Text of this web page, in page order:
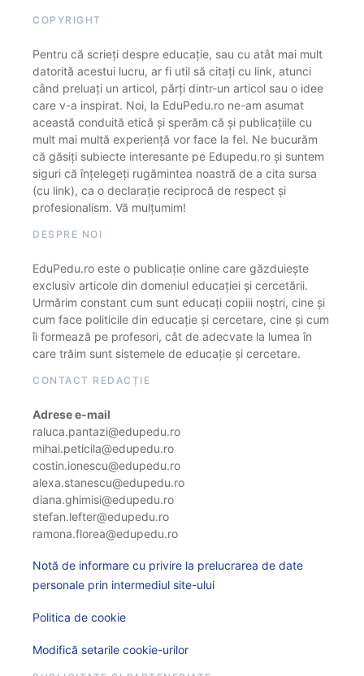
COPYRIGHT
Pentru că scrieți despre educație, sau cu atât mai mult
datorită acestui lucru, ar fi util să citați cu link, atunci
când preluați un articol, părți dintr-un articol sau o idee
care v-a inspirat. Noi, la EduPedu.ro ne-am asumat
această conduită etică și sperăm că și publicațiile cu
mult mai multă experiență vor face la fel. Ne bucurăm
că găsiți subiecte interesante pe Edupedu.ro și suntem
siguri că înțelegeți rugămintea noastră de a cita sursa
(cu link), ca o declarație reciprocă de respect și
profesionalism. Vă mulțumim!
DESPRE NOI
EduPedu.ro este o publicație online care găzduiește
exclusiv articole din domeniul educației și cercetării.
Urmărim constant cum sunt educați copiii noștri, cine și
cum face politicile din educație și cercetare, cine și cum
îi formează pe profesori, cât de adecvate la lumea în
care trăim sunt sistemele de educație și cercetare.
CONTACT REDACȚIE
Adrese e-mail
raluca.pantazi@edupedu.ro
mihai.peticila@edupedu.ro
costin.ionescu@edupedu.ro
alexa.stanescu@edupedu.ro
diana.ghimisi@edupedu.ro
stefan.lefter@edupedu.ro
ramona.florea@edupedu.ro
Notă de informare cu privire la prelucrarea de date
personale prin intermediul site-ului
Politica de cookie
Modifică setarile cookie-urilor